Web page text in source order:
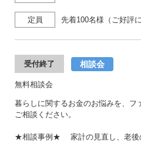
定員 先着100名様（ご好評
受付終了 相談会
無料相談会
暮らしに関するお金のお悩みを、フ
ご相談ください。
★相談事例★ 家計の見直し、老後